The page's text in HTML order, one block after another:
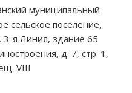
муниципальный
сельское поселение,
3-я Линия, здание 65
д. 7, стр. 1,
VIII